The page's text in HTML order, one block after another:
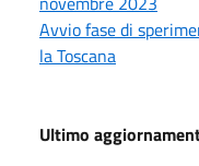
Avvio fase di
la Toscana
Ultimo